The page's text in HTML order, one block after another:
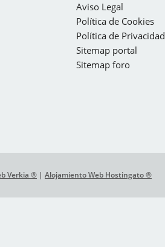
Aviso Legal
Política de Cookies
Política de Privacidad
Sitemap portal
Sitemap foro
Verkia ® | Alojamiento Web Hostingato ®